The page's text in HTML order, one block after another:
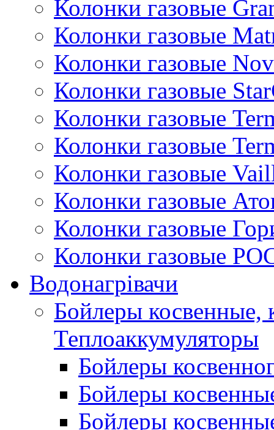
Колонки газовые
Колонки газовые
Колонки газовые
Колонки газовые
Колонки газовые
Колонки газовые
Колонки газовые
Колонки газовые
Колонки газовые
Колонки газовые
Водонагрівачи
Бойлеры косвенные,
Теплоаккумуляторы
Бойлеры
Бойлеры
Бойлеры